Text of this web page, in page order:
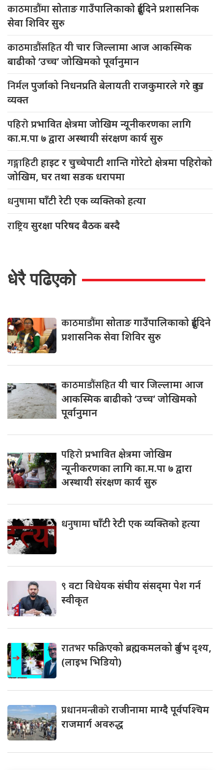
काठमाडौंमासोताङ गाउँपालिकाको दुईदिने प्रशासनिक
सेवा शिविर सुरु
काठमाडौंसहितयी चार जिल्लामा आज आकस्मिक
बाढीको ‘उच्च’ जोखिमको पूर्वानुमान
निर्मलपुर्जाको निधनप्रति बेलायती राजकुमारले गरे दुःख
व्यक्त
पहिरोप्रभावित क्षेत्रमा जोखिम न्यूनीकरणका लागि
का.म.पा ७ द्वारा अस्थायी संरक्षण कार्य सुरु
गङ्गाहिटीहाइट र चुच्चेपाटी शान्ति गोरेटो क्षेत्रमा पहिरोको
जोखिम, घर तथा सडक धरापमा
धनुषामाघाँटी रेटी एक व्यक्तिको हत्या
राष्ट्रियसुरक्षा परिषद बैठक बस्दै
धेरै पढिएको
काठमाडौंमासोताङ गाउँपालिकाको दुईदिने
प्रशासनिक सेवा शिविर सुरु
काठमाडौंसहितयी चार जिल्लामा आज
आकस्मिक बाढीको ‘उच्च’ जोखिमको
पूर्वानुमान
पहिरोप्रभावित क्षेत्रमा जोखिम
न्यूनीकरणका लागि का.म.पा ७ द्वारा
अस्थायी संरक्षण कार्य सुरु
धनुषामाघाँटी रेटी एक व्यक्तिको हत्या
९ वटा विधेयक संघीय संसद्‌मा पेश गर्न
स्वीकृत
रातभरफक्रिएको ब्रह्मकमलको दुर्लभ दृश्य,
(लाइभ भिडियो)
प्रधानमन्त्रीकोराजीनामा माग्दै पूर्वपश्चिम
राजमार्ग अवरुद्ध